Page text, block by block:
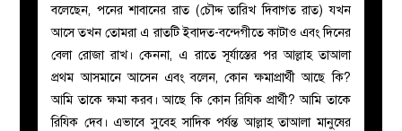
বলেছেন, পনের শাবানের রাত (চৌদ্দ তারিখ দিবাগত রাত) যখন
আসে তখন তোমরা এ রাতটি ইবাদত-বন্দেগীতে কাটাও এবং দিনের
বেলা রোজা রাখ। কেননা, এ রাতে সূর্যাস্তের পর আল্লাহ তাআলা
প্রথম আসমানে আসেন এবং বলেন, কোন ক্ষমাপ্রার্থী আছে কি?
আমি তাকে ক্ষমা করব। আছে কি কোন রিযিক প্রার্থী? আমি তাকে
রিযিক দেব। এভাবে সুব্হে সাদিক পর্যন্ত আল্লাহ তাআলা মানুষের